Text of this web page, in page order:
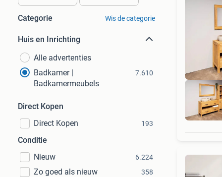
Categorie Wis de categorie
Huis en Inrichting
Alle advertenties
Badkamer |
Badkamermeubels
7.610
Direct Kopen
Direct Kopen
193
Conditie
Nieuw
6.224
Zo goed als nieuw 358